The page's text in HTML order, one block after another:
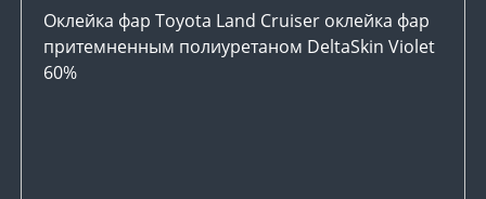
Оклейка фар Toyota Land Cruiser оклейка фар
притемненным полиуретаном DeltaSkin Violet
60%